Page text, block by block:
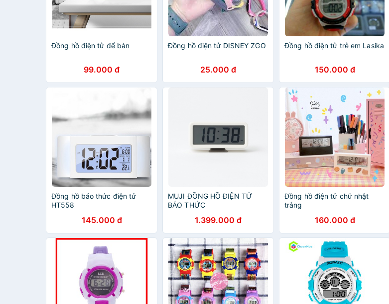
Đồng hồ điện tử để bàn
99.000 đ
Đồng hồ điện tử DISNEY ZGO
25.000 đ
Đồng hồ điện tử trẻ em Lasika
150.000 đ
Đồng hồ báo thức điện tử
HT558
145.000 đ
MUJI ĐỒNG HỒ ĐIỆN TỬ
BÁO THỨC
1.399.000 đ
Đồng hồ điện tử chữ nhật
trắng
160.000 đ